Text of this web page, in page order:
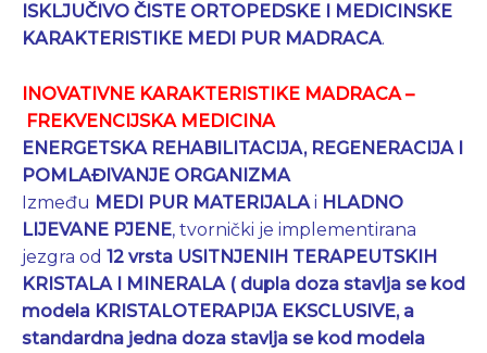
ISKLJUČIVO ČISTE ORTOPEDSKE I MEDICINSKE
KARAKTERISTIKE MEDI PUR MADRACA.
INOVATIVNE KARAKTERISTIKE MADRACA –
FREKVENCIJSKA MEDICINA
ENERGETSKA REHABILITACIJA, REGENERACIJA I
POMLAĐIVANJE ORGANIZMA
Između MEDI PUR MATERIJALA i HLADNO
LIJEVANE PJENE, tvornički je implementirana
jezgra od 12 vrsta USITNJENIH TERAPEUTSKIH
KRISTALA I MINERALA ( dupla doza stavlja se kod
modela KRISTALOTERAPIJA EKSCLUSIVE, a
standardna jedna doza stavlja se kod modela